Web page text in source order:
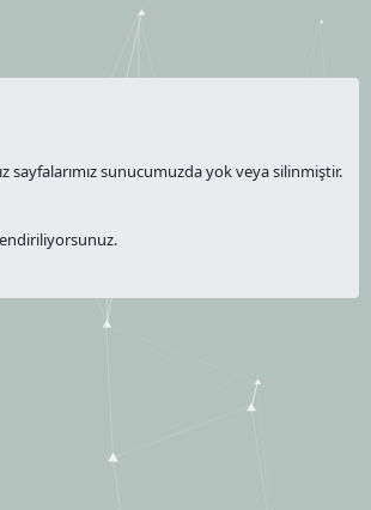
sayfalarımız sunucumuzda yok veya silinmiştir.